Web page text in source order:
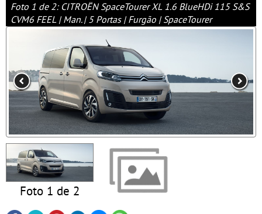
Foto 1 de 2: CITROËN SpaceTourer XL 1.6 BlueHDi 115 S&S
CVM6 FEEL | Man. | 5 Portas | Furgão | SpaceTourer
Foto 1 de 2